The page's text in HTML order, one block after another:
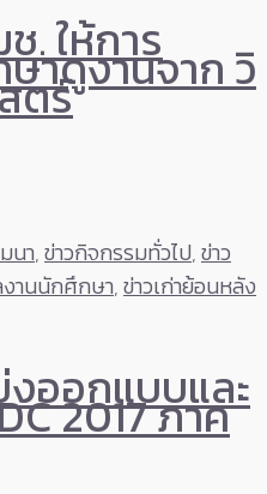
. ให้การ
าดูงานจาก วิ
ตร์
นา,ข่าวกิจกรรมทั่วไป,ข่าว
งานนักศึกษา,ข่าวเก่าย้อนหลัง
ออกแบบและ
2017 ภาค